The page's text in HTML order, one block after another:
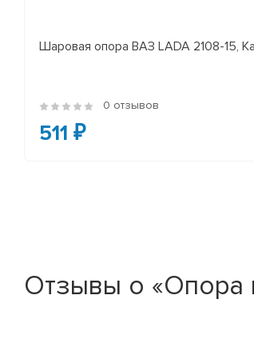
Шаровая опора ВАЗ LADA 2108-15,
0 отзывов
511 ₽
Отзывы о «Опора